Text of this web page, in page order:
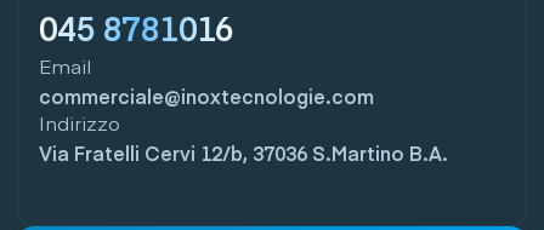
045 8781016
Email
commerciale@inoxtecnologie.com
Indirizzo
Via Fratelli Cervi 12/b, 37036 S.Martino B.A.